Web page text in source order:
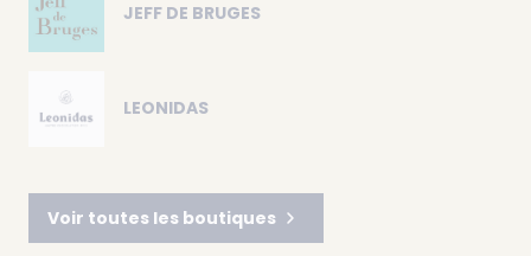
JEFF DE BRUGES
LEONIDAS
Voir toutes les boutiques